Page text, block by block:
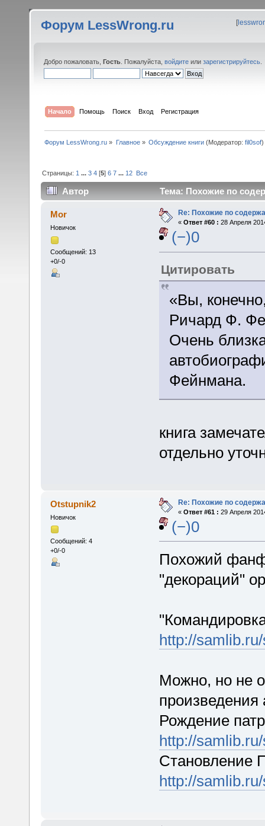
Форум LessWrong.ru [
Добро пожаловать, Гость . Пожалуйста, войдите или зарегистрируйтесь
Начало Помощь Поиск Вход Регистрация
Форум LessWrong.ru » Главное» Обсуждение книги(Модератор: fil0sof)
Страницы: 1 ...3 4 [5]6 7 ... 12 Все
Автор Тема: Похожие по
Mor
Новичок
Сообщений: 13
+0/-0
Re: Похожие по
« Ответ #60 : 28 Апреля
(−)0
Цитировать
«Вы,
Ричард Ф.
Очень
Фейнмана.
книга
отдельно
Otstupnik2
Новичок
Сообщений: 4
+0/-0
Re: Похожие по
« Ответ #61 : 29 Апреля
(−)0
Похожий
"декораций"
http://
Можно, но не
Рождение
http://
Становление
http://